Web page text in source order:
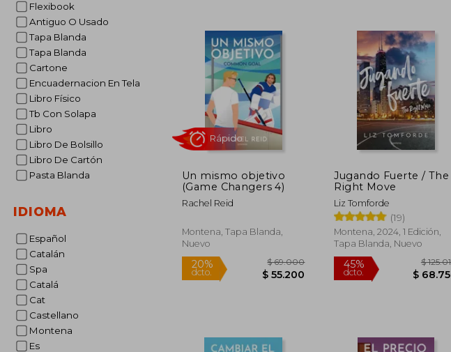
Flexibook
Antiguo O Usado
Tapa Blanda
Tapa Blanda
Cartone
Encuadernacion En Tela
Libro Físico
Tb Con Solapa
Libro
Libro De Bolsillo
Libro De Cartón
Pasta Blanda
IDIOMA
Español
Catalán
Spa
Catalá
Cat
Castellano
Montena
Es
20%
dcto.
20%
dcto.
Un mismo objetivo
(Game Changers 4)
Rachel Reid
Montena, Tapa Blanda,
Nuevo
Jugando Fuerte / The
Right Move
Liz Tomforde
(19)
Montena, 2024, 1 Edición,
Tapa Blanda, Nuevo